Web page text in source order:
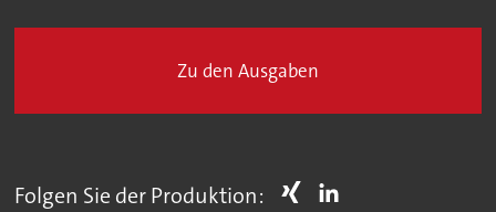
Zu den Ausgaben
Folgen Sie der Produktion: